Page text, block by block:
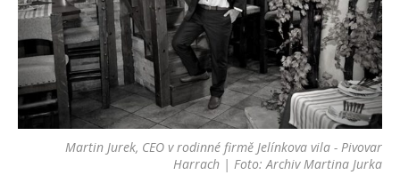
Martin Jurek, CEO v rodinné firmě Jelínkova vila - Pivovar
Harrach | Foto: Archiv Martina Jurka